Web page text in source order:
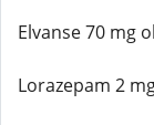
Elvanse 70 mg
Lorazepam 2